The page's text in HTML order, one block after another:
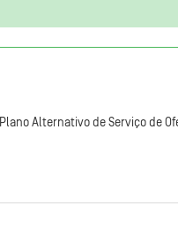
Plano Alternativo de Serviço de